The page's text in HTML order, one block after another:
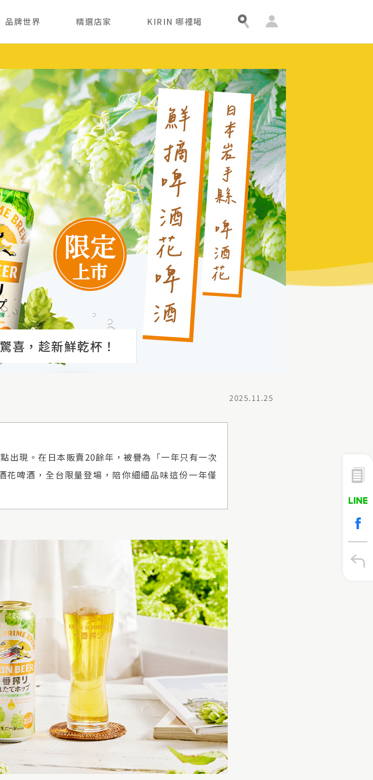
員
心
品牌世界 精選店家 KIRIN 哪裡喝
喜，趁新鮮乾杯！
2025.11.25
出現。在日本販賣20餘年，被譽為「一年只有一次
花啤酒，全台限量登場，陪你細細品味這份一年僅